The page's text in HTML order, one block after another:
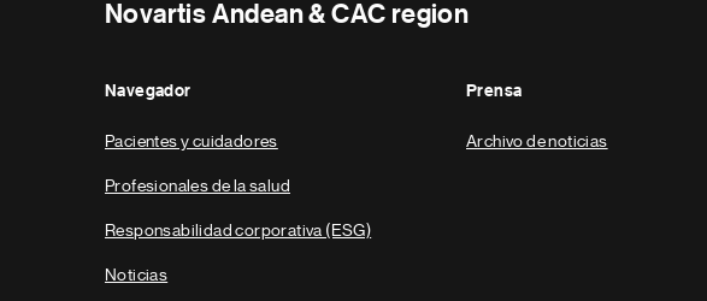
Novartis Andean & CAC region
Navegador
Pacientes y cuidadores
Profesionales de la salud
Responsabilidad corporativa (ESG)
Noticias
Prensa
Archivo de noticias